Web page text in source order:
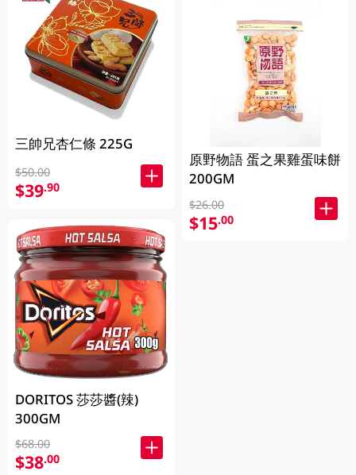
三帥兄杏仁條 225G
$50.00
$39.90
DORITOS 莎莎醬(辣)
300GM
$68.00
$38.00
原野物語 蛋之果雞蛋味餅
200GM
$26.00
$15.00